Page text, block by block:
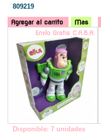
809219
Agregar al carrito Mas
Envío Gratis C.A.B.A.
Disponible: 7 unidades